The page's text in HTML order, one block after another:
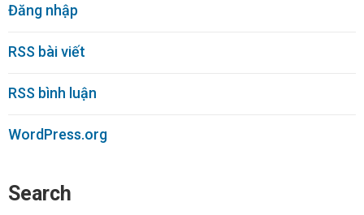
Đăng nhập
RSS bài viết
RSS bình luận
WordPress.org
Search